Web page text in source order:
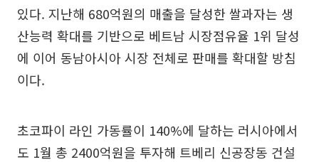
있다. 지난해 680억원의 매출을 달성한 쌀과자는 생
산능력 확대를 기반으로 베트남 시장점유율 1위 달성
에 이어 동남아시아 시장 전체로 판매를 확대할 방침
이다.
초코파이 라인 가동률이 140%에 달하는 러시아에서
도 1월 총 2400억원을 투자해 트베리 신공장동 건설